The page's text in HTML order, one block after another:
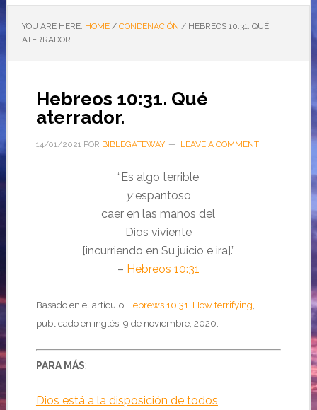
YOU ARE HERE: HOME / CONDENACIÓN /HEBREOS 10:31. QUÉ
ATERRADOR.
Hebreos 10:31. Qué
aterrador.
14/01/2021POR BIBLEGATEWAY LEAVE A COMMENT
“Es algo terrible
yespantoso
caer en las manos del
Dios viviente
[incurriendo en Su juicio e ira].”
– Hebreos 10:31
Basado en el artículo Hebrews 10:31. How terrifying
publicado en inglés: 9 de noviembre, 2020.
PARA MÁS:
Dios está a la disposición de todos